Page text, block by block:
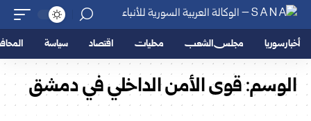
أخبار سوريا مجلس الشعب محليات اقتصاد سياسة
الوسم:قوى الأمن الداخلي في دمشق